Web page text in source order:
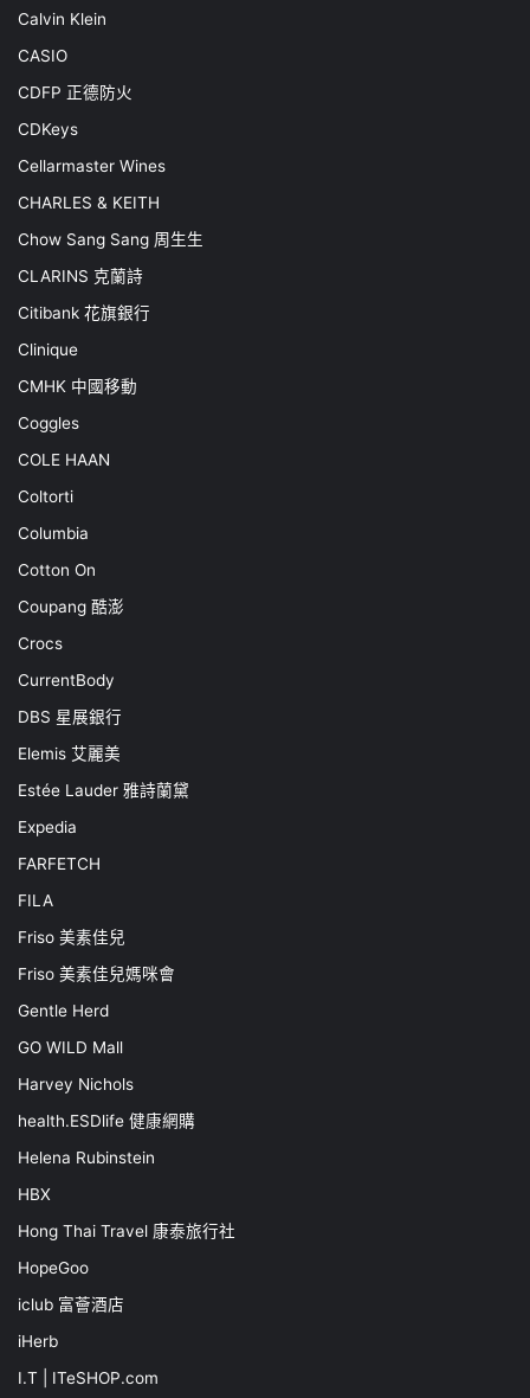
Calvin Klein
CASIO
CDFP 正德防火
CDKeys
Cellarmaster Wines
CHARLES & KEITH
Chow Sang Sang 周生生
CLARINS 克蘭詩
Citibank 花旗銀行
Clinique
CMHK 中國移動
Coggles
COLE HAAN
Coltorti
Columbia
Cotton On
Coupang 酷澎
Crocs
CurrentBody
DBS 星展銀行
Elemis 艾麗美
Estée Lauder 雅詩蘭黛
Expedia
FARFETCH
FILA
Friso 美素佳兒
Friso 美素佳兒媽咪會
Gentle Herd
GO WILD Mall
Harvey Nichols
health.ESDlife 健康網購
Helena Rubinstein
HBX
Hong Thai Travel 康泰旅行社
HopeGoo
iclub 富薈酒店
iHerb
I.T | ITeSHOP.com